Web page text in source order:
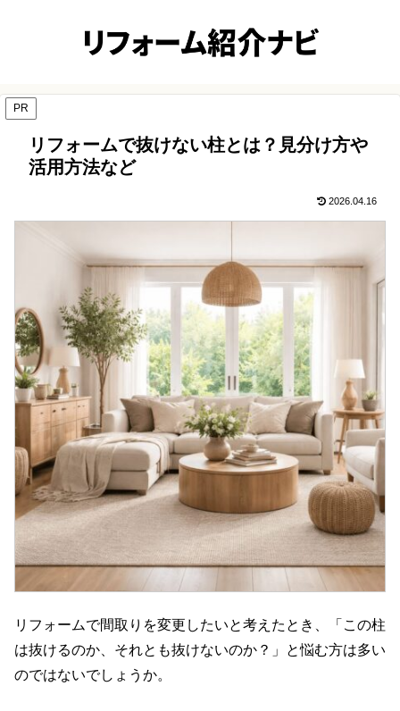
PR
リフォームで抜けない柱とは？見分け方や
活用方法など
2026.04.16
リフォームで間取りを変更したいと考えたとき、「この柱
は抜けるのか、それとも抜けないのか？」と悩む方は多い
のではないでしょうか。